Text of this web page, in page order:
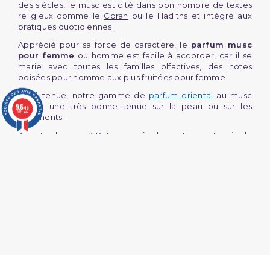
des siècles, le musc est cité dans bon nombre de textes
religieux comme le Coran ou le Hadiths et intégré aux
pratiques quotidiennes.
Apprécié pour sa force de caractère, le parfum musc
pour femme ou homme est facile à accorder, car il se
marie avec toutes les familles olfactives, des notes
boisées pour homme aux plus fruitées pour femme.
Côté tenue, notre gamme de parfum oriental au musc
assure une très bonne tenue sur la peau ou sur les
vêtements.
Adepte du musc ? Retrouvez également sur notre site le
9.6/10
3771 avis